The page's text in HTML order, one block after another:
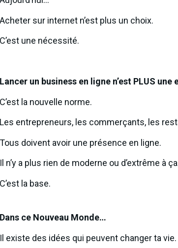
Acheter sur internet n’est plus un choix.
C’est une nécessité.
Lancer un business en ligne n’est PLUS une
C’est la nouvelle norme.
Les entrepreneurs, les commerçants, les
Tous doivent avoir une présence en ligne.
Il n’y a plus rien de moderne ou d’extrême à
C’est la base.
Dans ce Nouveau Monde…
Il existe des idées qui peuvent changer ta vie.